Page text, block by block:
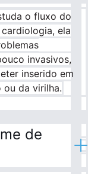
o fluxo do
ela
invasivos,
inserido em
ou da virilha.
de